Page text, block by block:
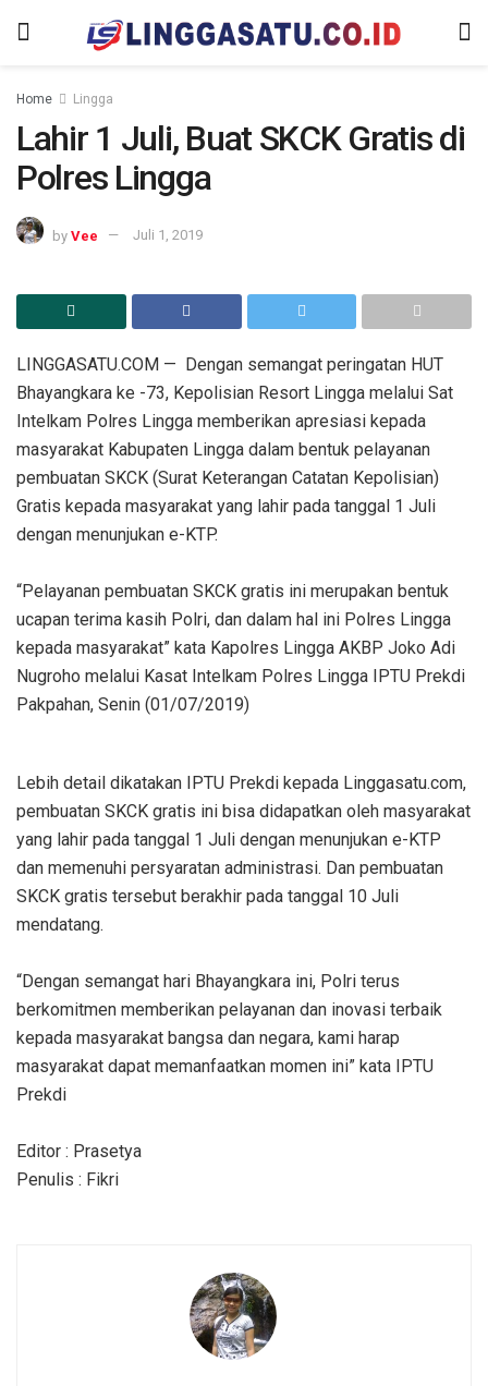
Home Lingga
Lahir 1 Juli, Buat SKCK Gratis di
Polres Lingga
by Vee Juli 1, 2019
LINGGASATU.COM — Dengan semangat peringatan HUT
Bhayangkara ke -73, Kepolisian Resort Lingga melalui Sat
Intelkam Polres Lingga memberikan apresiasi kepada
masyarakat Kabupaten Lingga dalam bentuk pelayanan
pembuatan SKCK (Surat Keterangan Catatan Kepolisian)
Gratis kepada masyarakat yang lahir pada tanggal 1 Juli
dengan menunjukan e-KTP.
“Pelayanan pembuatan SKCK gratis ini merupakan bentuk
ucapan terima kasih Polri, dan dalam hal ini Polres Lingga
kepada masyarakat” kata Kapolres Lingga AKBP Joko Adi
Nugroho melalui Kasat Intelkam Polres Lingga IPTU Prekdi
Pakpahan, Senin (01/07/2019)
Lebih detail dikatakan IPTU Prekdi kepada Linggasatu.com,
pembuatan SKCK gratis ini bisa didapatkan oleh masyarakat
yang lahir pada tanggal 1 Juli dengan menunjukan e-KTP
dan memenuhi persyaratan administrasi. Dan pembuatan
SKCK gratis tersebut berakhir pada tanggal 10 Juli
mendatang.
“Dengan semangat hari Bhayangkara ini, Polri terus
berkomitmen memberikan pelayanan dan inovasi terbaik
kepada masyarakat bangsa dan negara, kami harap
masyarakat dapat memanfaatkan momen ini” kata IPTU
Prekdi
Editor : Prasetya
Penulis : Fikri